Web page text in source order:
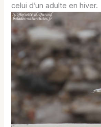
celui d’un adulte en hiver.